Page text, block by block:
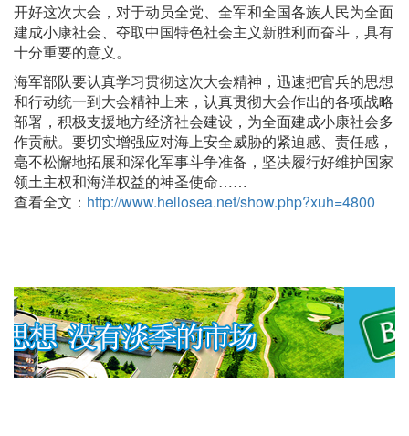
开好这次大会，对于动员全党、全军和全国各族人民为全面
建成小康社会、夺取中国特色社会主义新胜利而奋斗，具有
十分重要的意义。
海军部队要认真学习贯彻这次大会精神，迅速把官兵的思想
和行动统一到大会精神上来，认真贯彻大会作出的各项战略
部署，积极支援地方经济社会建设，为全面建成小康社会多
作贡献。要切实增强应对海上安全威胁的紧迫感、责任感，
毫不松懈地拓展和深化军事斗争准备，坚决履行好维护国家
领土主权和海洋权益的神圣使命……
查看全文： http://www.hellosea.net/show.php?xuh=4800